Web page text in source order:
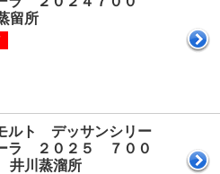
留所
ルト デッサンシリー
ラ ２０２５ ７００
井川蒸溜所